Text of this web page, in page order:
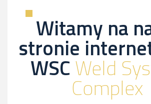
Witamy na
stronie
WSCWeld
Complex